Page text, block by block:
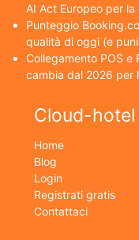
AI Act Europeo per
Punteggio
qualità di oggi (e
Collegamento POS e
cambia dal 2026 per
Cloud-hotel
Home
Blog
Login
Registrati gratis
Contattaci